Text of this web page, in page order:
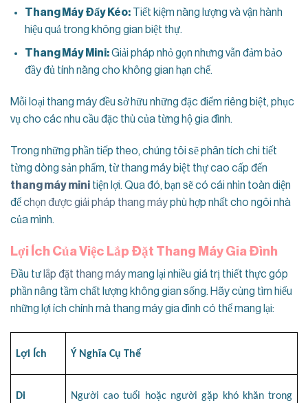
Thang Máy Đẩy Kéo:Tiết kiệm năng lượng và vận hành
hiệu quả trong không gian biệt thự.
Thang Máy Mini:Giải pháp nhỏ gọn nhưng vẫn đảm bảo
đầy đủ tính năng cho không gian hạn chế.
Mỗi loại thang máy đều sở hữu những đặc điểm riêng biệt, phục
vụ cho các nhu cầu đặc thù của từng hộ gia đình.
Trong những phần tiếp theo, chúng tôi sẽ phân tích chi tiết
từng dòng sản phẩm, từ thang máy biệt thự cao cấp đến
thang máy mini tiện lợi. Qua đó, bạn sẽ có cái nhìn toàn diện
đểchọn được giải pháp thang máyphù hợp nhất cho ngôi nhà
của mình.
Lợi Ích Của Việc Lắp Đặt Thang Máy Gia Đình
Đầu tư lắp đặt thang máymang lại nhiều giá trị thiết thực góp
phần nâng tầm chất lượng không gian sống. Hãy cùng tìm hiểu
những lợi ích chính mà thang máy gia đình có thể mang lại:
Lợi Ích Ý Nghĩa Cụ Thể
Di
Người cao tuổi hoặc người gặp khó khăn trong